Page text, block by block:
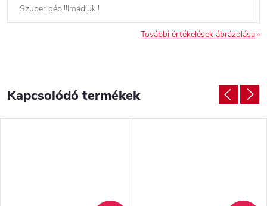
Szuper gép!!!Imádjuk!!
További értékelések ábrázolása
Kapcsolódó termékek